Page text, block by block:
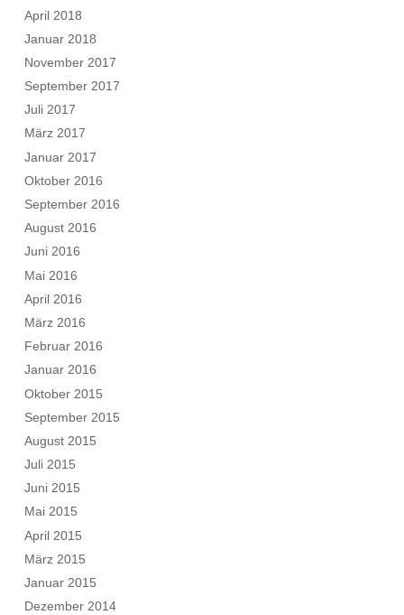
April 2018
Januar 2018
November 2017
September 2017
Juli 2017
März 2017
Januar 2017
Oktober 2016
September 2016
August 2016
Juni 2016
Mai 2016
April 2016
März 2016
Februar 2016
Januar 2016
Oktober 2015
September 2015
August 2015
Juli 2015
Juni 2015
Mai 2015
April 2015
März 2015
Januar 2015
Dezember 2014